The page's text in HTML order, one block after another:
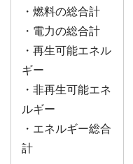
・燃料の総合計
・電力の総合計
・再生可能エネル
ギー
・非再生可能エネ
ルギー
・エネルギー総合
計